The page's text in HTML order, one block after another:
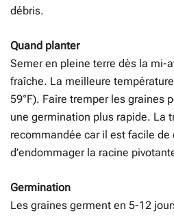
débris.
Quand planter
Semer en pleine terre dès la mi-
fraîche. La meilleure
59°F). Faire tremper les graines
une germination plus rapide. La
recommandée car il est facile de
d’endommager la racine
Germination
Les graines germent en 5-12